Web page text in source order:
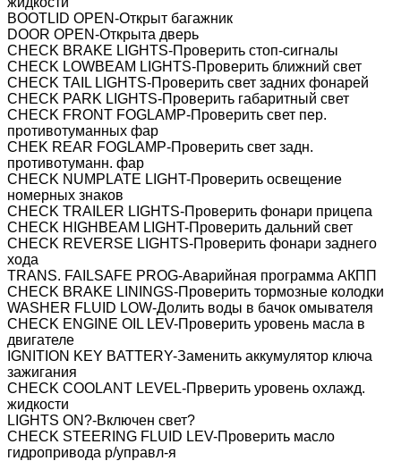
BOOTLID OPEN-Открыт багажник
DOOR OPEN-Открыта дверь
CHECK BRAKE LIGHTS-Проверить стоп-сигналы
CHECK LOWBEAM LIGHTS-Проверить ближний свет
CHECK TAIL LIGHTS-Проверить свет задних фонарей
CHECK PARK LIGHTS-Проверить габаритный свет
CHECK FRONT FOGLAMP-Проверить свет пер.
противотуманных фар
CHEK REAR FOGLAMP-Проверить свет задн.
противотуманн. фар
CHECK NUMPLATE LIGHT-Проверить освещение
номерных знаков
CHECK TRAILER LIGHTS-Проверить фонари прицепа
CHECK HIGHBEAM LIGHT-Проверить дальний свет
CHECK REVERSE LIGHTS-Проверить фонари заднего
хода
TRANS. FAILSAFE PROG-Аварийная программа АКПП
CHECK BRAKE LININGS-Проверить тормозные колодки
WASHER FLUID LOW-Долить воды в бачок омывателя
CHECK ENGINE OIL LEV-Проверить уровень масла в
двигателе
IGNITION KEY BATTERY-Заменить аккумулятор ключа
зажигания
CHECK COOLANT LEVEL-Прверить уровень охлажд.
жидкости
LIGHTS ON?-Включен свет?
CHECK STEERING FLUID LEV-Проверить масло
гидропривода р/управл-я